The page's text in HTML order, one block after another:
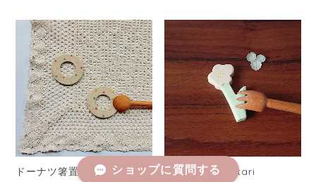
ドーナツ箸置き watagumo 箸置き お花 notari
ショップに質問する